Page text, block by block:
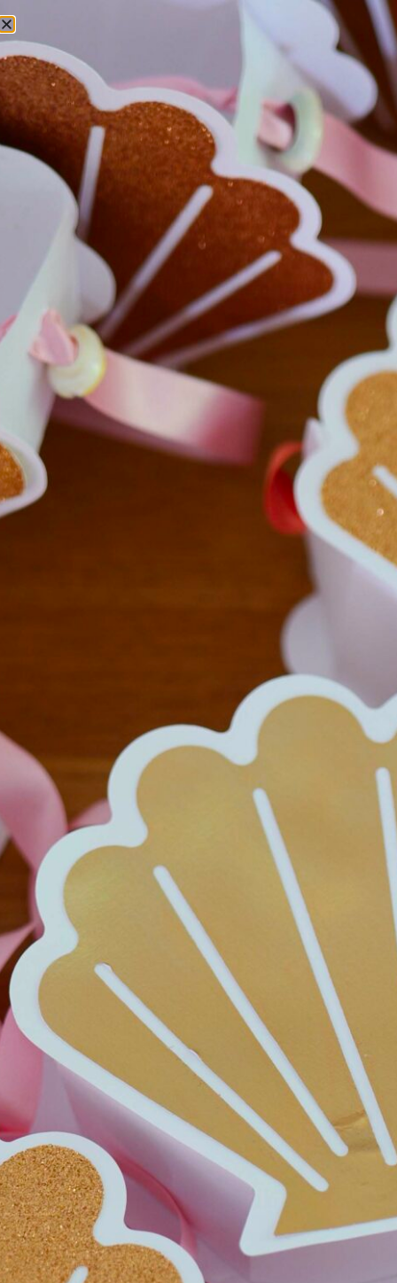
Ballerine
Aujourd’hui je vous présente une planche d’inspiration
sur l’un de mes derniers coups coeur dans les
nouveautés 2016 de la boutique, toute une gamme de
vaisselle et d’accessoires de fête sur le thèmes des
ballerines. J’ai vraiment craqué sur cette collection
d’articles aux jolies notes roses poudrées, rehaussés
d’une touche de doré. Pompons, tutus, justaucorps…
C’est une véritable replongée dans les souvenirs
d’enfance que m’offre le créateur Talking Tables ! Qui n’a
jamais rêvé, petite fille, de devenir danseuse étoile ? Ce
thème est vraiment adorable ! Une jolie idée de
fête pour les anniversaires de petites filles, pour toutes
les passionnées de danse classique et pour se replonger
dans les rêves d’enfants. Voilà, je vous préviens, vous
Voici ma planche d’inspiration, à retrouver en boutique
A cette jolie collection d’articles de fête, s’ajoute
quelques photos de mise en scène du créateur Talking
Tables que je vous fait partager pour vous donner des
idées :